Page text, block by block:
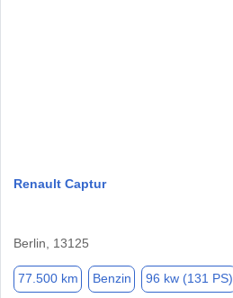
Renault Captur
Berlin, 13125
77.500 km Benzin 96 kw (131 PS)